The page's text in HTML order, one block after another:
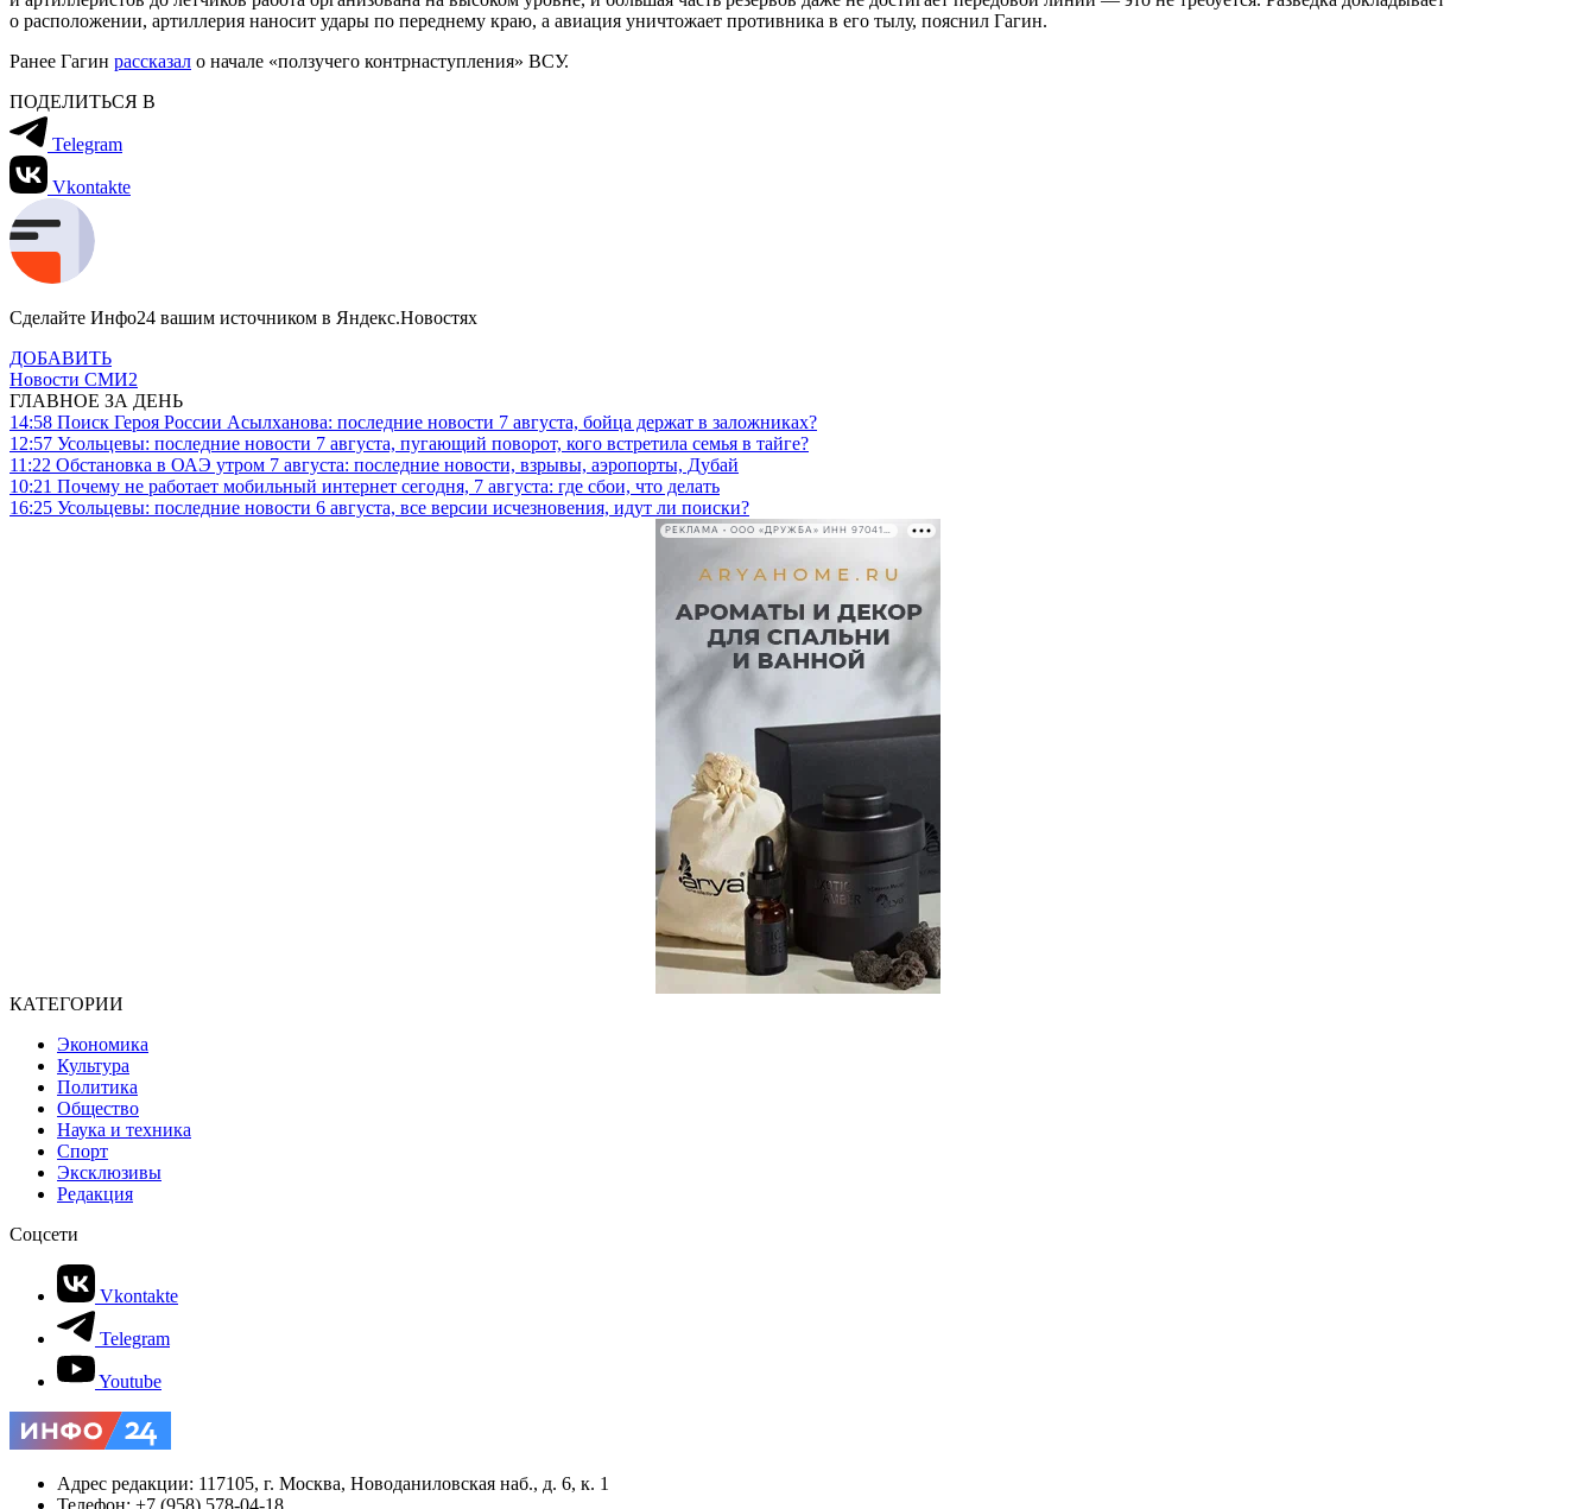
о расположении, артиллерия наносит удары по переднему краю, а авиация уничтожает противника в его тылу, пояснил Гагин.
Ранее Гагин рассказал о начале «ползучего контрнаступления» ВСУ.
ПОДЕЛИТЬСЯ В
Telegram
Vkontakte
Сделайте Инфо24 вашим источником в Яндекс.Новостях
ДОБАВИТЬ
Новости СМИ2
ГЛАВНОЕ ЗА ДЕНЬ
14:58 Поиск Героя России Асылханова: последние новости 7 августа, бойца держат в заложниках?
12:57 Усольцевы: последние новости 7 августа, пугающий поворот, кого встретила семья в тайге?
11:22 Обстановка в ОАЭ утром 7 августа: последние новости, взрывы, аэропорты, Дубай
10:21 Почему не работает мобильный интернет сегодня, 7 августа: где сбои, что делать
16:25 Усольцевы: последние новости 6 августа, все версии исчезновения, идут ли поиски?
РЕКЛАМА • ООО «ДРУЖБА» ИНН 9704146411
КАТЕГОРИИ
Экономика
Культура
Политика
Общество
Наука и техника
Спорт
Эксклюзивы
Редакция
Соцсети
Vkontakte
Telegram
Youtube
Адрес редакции: 117105, г. Москва, Новоданиловская наб., д. 6, к. 1
Телефон: +7 (958) 578-04-18